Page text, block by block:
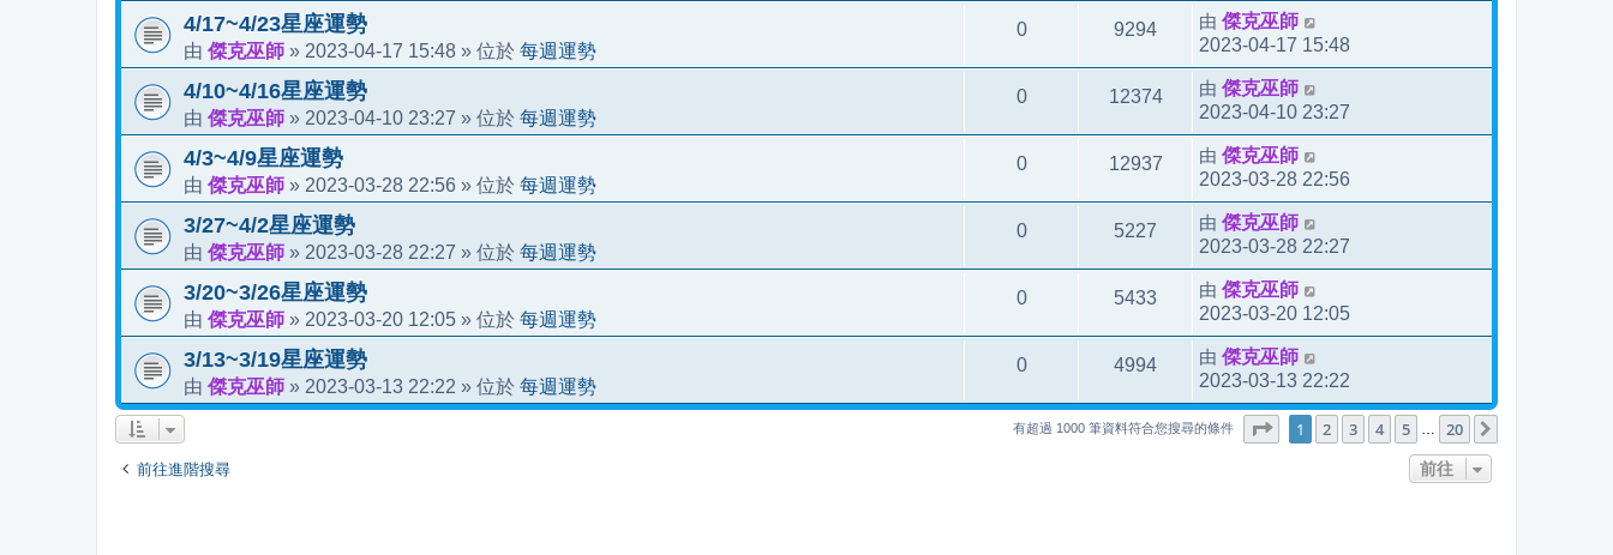
4/17~4/23星座運勢
由 傑克巫師 » 2023-04-17 15:48 » 位於 每週運勢
0 9294 由 傑克巫師
2023-04-17 15:48
4/10~4/16星座運勢
由 傑克巫師 » 2023-04-10 23:27 » 位於 每週運勢
0 12374 由 傑克巫師
2023-04-10 23:27
4/3~4/9星座運勢
由 傑克巫師 » 2023-03-28 22:56 » 位於 每週運勢
0 12937 由 傑克巫師
2023-03-28 22:56
3/27~4/2星座運勢
由 傑克巫師 » 2023-03-28 22:27 » 位於 每週運勢
0 5227 由 傑克巫師
2023-03-28 22:27
3/20~3/26星座運勢
由 傑克巫師 » 2023-03-20 12:05 » 位於 每週運勢
0 5433 由 傑克巫師
2023-03-20 12:05
3/13~3/19星座運勢
由 傑克巫師 » 2023-03-13 22:22 » 位於 每週運勢
0 4994 由 傑克巫師
2023-03-13 22:22
有超過 1000 筆資料符合您搜尋的條件 1 頁 (共 20頁)
1 2 3 4 5 … 20
前往進階搜尋 前往